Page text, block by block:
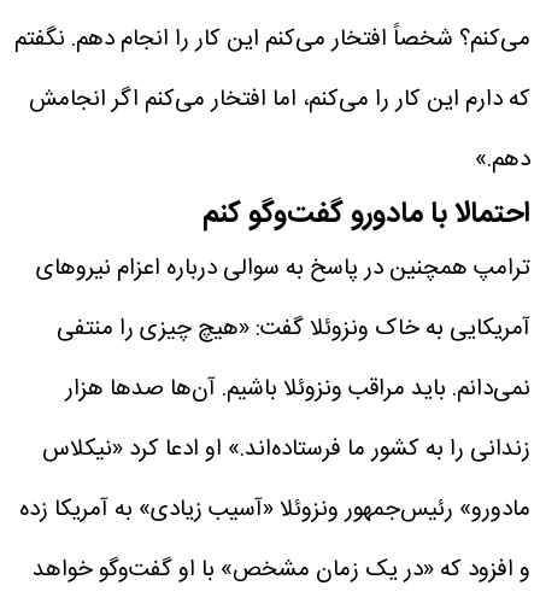
می‌کنم؟ شخصاً افتخار می‌کنم این کار را انجام دهم. نگفتم
که دارم این کار را می‌کنم، اما افتخار می‌کنم اگر انجامش
دهم.»
احتمالا با مادورو گفت‌وگو کنم
ترامپ همچنین در پاسخ به سوالی درباره اعزام نیروهای
آمریکایی به خاک ونزوئلا گفت: «هیچ چیزی را منتفی
نمی‌دانم. باید مراقب ونزوئلا باشیم. آن‌ها صدها هزار
زندانی را به کشور ما فرستاده‌اند.» او ادعا کرد «نیکلاس
مادورو» رئیس‌جمهور ونزوئلا «آسیب زیادی» به آمریکا زده
و افزود که «در یک زمان مشخص» با او گفت‌وگو خواهد